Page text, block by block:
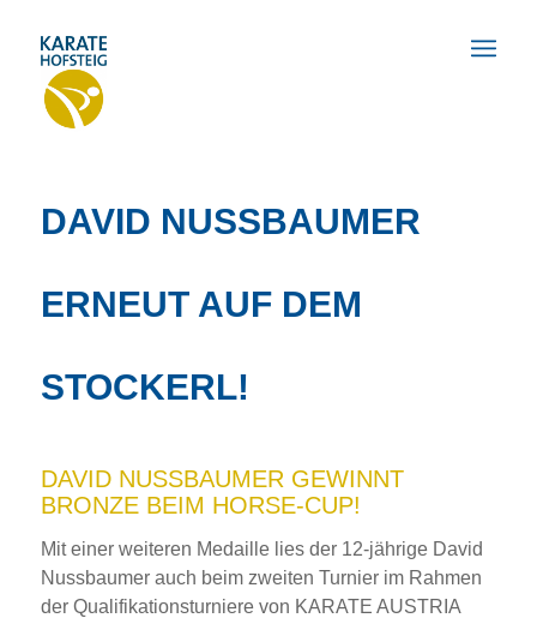
DAVID NUSSBAUMER
ERNEUT AUF DEM
STOCKERL!
DAVID NUSSBAUMER GEWINNT
BRONZE BEIM HORSE-CUP!
Mit einer weiteren Medaille lies der 12-jährige David
Nussbaumer auch beim zweiten Turnier im Rahmen
der Qualifikationsturniere von KARATE AUSTRIA